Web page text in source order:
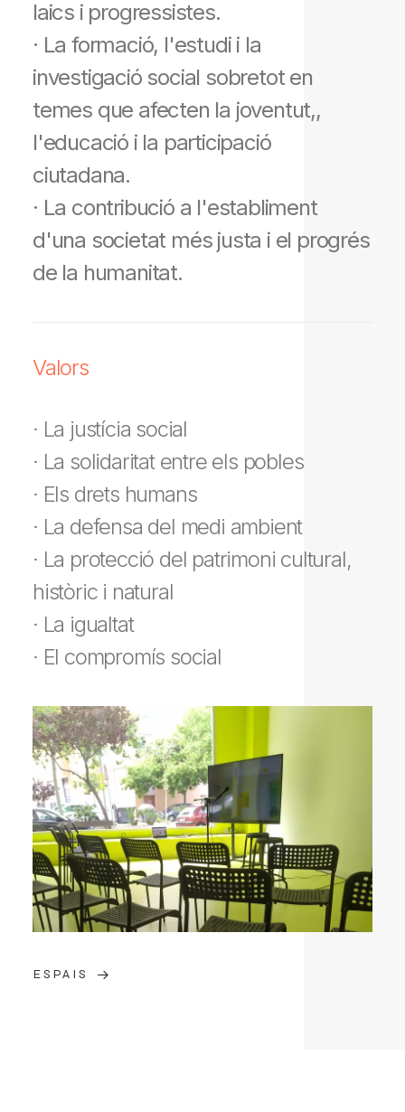
laics i progressistes.
· La formació, l'estudi i la
investigació social sobretot en
temes que afecten la joventut,,
l'educació i la participació
ciutadana.
· La contribució a l'establiment
d'una societat més justa i el progrés
de la humanitat.
Valors
· La justícia social
· La solidaritat entre els pobles
· Els drets humans
· La defensa del medi ambient
· La protecció del patrimoni cultural,
històric i natural
· La igualtat
· El compromís social
ESPAIS